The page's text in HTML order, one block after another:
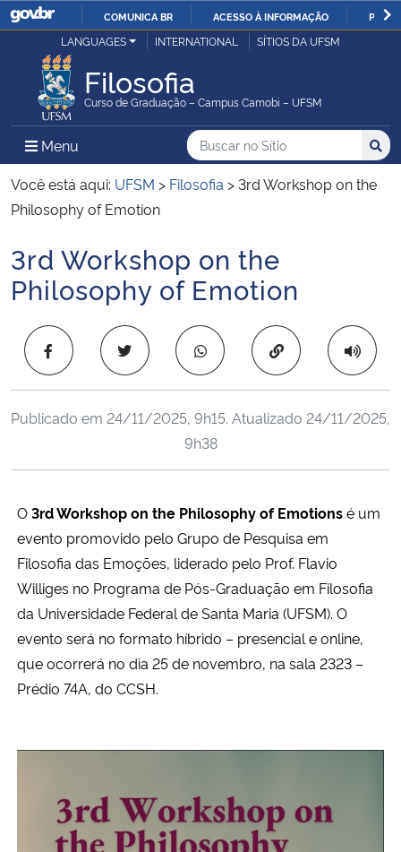
IR
COMUNICA BR ACESSO À INFORMAÇÃO
Ministério da Justiça e Segurança Pública
Ministério da Defesa
Ministério das Relações Exteriores
Ministério da Infraestrutura
Ministério da Educação
Ministério da Cidadania
Ministério de Minas e Energia
Ministério da Ciência, Tecnologia, Inovações e Comunicações
Ministério do Meio Ambiente
Ministério do Desenvolvimento Regional
Controladoria-Geral da União
Ministério da Mulher, da Família e dos Direitos Humanos
Secretaria-Geral
LANGUAGES INTERNATIONAL SÍTIOS DA UFSM
Filosofia
Curso de Graduação – Campus Camobi – UFSM
Menu Menu Principal do Sítio
Busca
Buscar no no Sítio
Busca:
Você está aqui: UFSM > Filosofia >3rd Workshop on the
Philosophy of Emotion
Início do conteúdo
3rd Workshop on the
Philosophy of Emotion
Copiar para área
Publicado em 24/11/2025, 9h15. Atualizado 24/11/2025,
9h38
O3rd Workshop on the Philosophy of Emotionsé um
evento promovido pelo Grupo de Pesquisa em
Filosofia das Emoções, liderado pelo Prof. Flavio
Williges no Programa de Pós-Graduação em Filosofia
da Universidade Federal de Santa Maria (UFSM). O
evento será no formato híbrido – presencial e online,
que ocorrerá no dia 25 de novembro, na sala 2323 –
Prédio 74A, do CCSH.